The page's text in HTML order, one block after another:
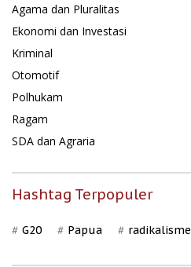
Agama dan Pluralitas
Ekonomi dan Investasi
Kriminal
Otomotif
Polhukam
Ragam
SDA dan Agraria
Hashtag Terpopuler
G20 Papua radikalisme